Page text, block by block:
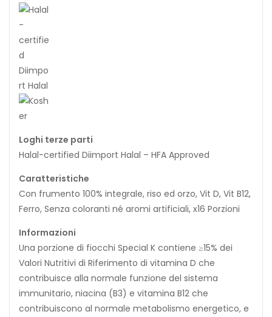
Loghi terze parti
Halal-certified Diimport Halal – HFA Approved
Caratteristiche
Con frumento 100% integrale, riso ed orzo, Vit D, Vit B12,
Ferro, Senza coloranti né aromi artificiali, x16 Porzioni
Informazioni
Una porzione di fiocchi Special K contiene ≥15% dei
Valori Nutritivi di Riferimento di vitamina D che
contribuisce alla normale funzione del sistema
immunitario, niacina (B3) e vitamina B12 che
contribuiscono al normale metabolismo energetico, e